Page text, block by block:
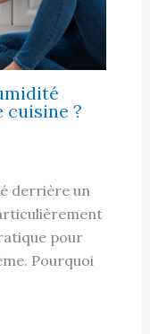
cuisine ?
derrière un
pour
Pourquoi